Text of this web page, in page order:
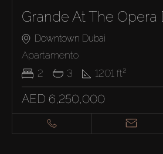
Grande At The Opera
Downtown Dubai
Apartamento
2
3 1201 ft²
AED 6,250,000